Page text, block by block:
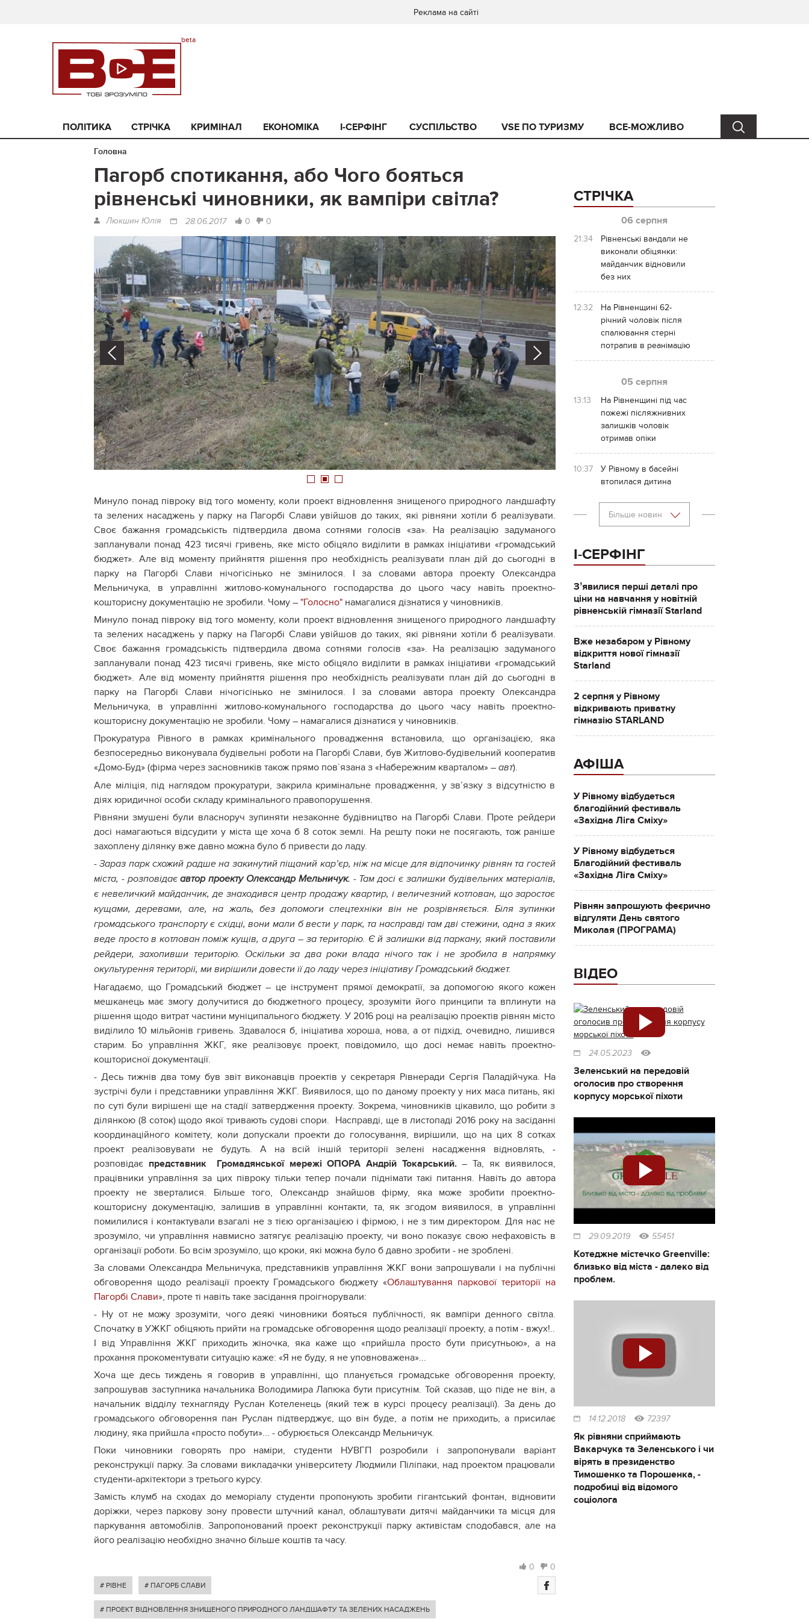
Реклама на сайті
ПОЛІТИКА СТРІЧКА КРИМІНАЛ ЕКОНОМІКА I-СЕРФІНГ СУСПІЛЬСТВО VSE ПО ТУРИЗМУ ВСЕ-МОЖЛИВО
Головна
Пагорб спотикання, або Чого бояться
рівненські чиновники, як вампіри світла?
Люкшин Юлія 28.06.2017 0 0
Prev Next
1 2 3
Минуло понад півроку від того моменту, коли проект відновлення знищеного природного ландшафту
та зелених насаджень у парку на Пагорбі Слави увійшов до таких, які рівняни хотіли б реалізувати.
Своє бажання громадськість підтвердила двома сотнями голосів «за». На реалізацію задуманого
запланували понад 423 тисячі гривень, яке місто обіцяло виділити в рамках ініціативи «громадський
бюджет». Але від моменту прийняття рішення про необхідність реалізувати план дій до сьогодні в
парку на Пагорбі Слави нічогісінько не змінилося. І за словами автора проекту Олександра
Мельничука, в управлінні житлово-комунального господарства до цього часу навіть проектно-
кошторисну документацію не зробили. Чому – "Голосно" намагалися дізнатися у чиновників.
Минуло понад півроку від того моменту, коли проект відновлення знищеного природного ландшафту
та зелених насаджень у парку на Пагорбі Слави увійшов до таких, які рівняни хотіли б реалізувати.
Своє бажання громадськість підтвердила двома сотнями голосів «за». На реалізацію задуманого
запланували понад 423 тисячі гривень, яке місто обіцяло виділити в рамках ініціативи «громадський
бюджет». Але від моменту прийняття рішення про необхідність реалізувати план дій до сьогодні в
парку на Пагорбі Слави нічогісінько не змінилося. І за словами автора проекту Олександра
Мельничука, в управлінні житлово-комунального господарства до цього часу навіть проектно-
кошторисну документацію не зробили. Чому – намагалися дізнатися у чиновників.
Прокуратура Рівного в рамках кримінального провадження встановила, що організацією, яка
безпосередньо виконувала будівельні роботи на Пагорбі Слави, був Житлово-будівельний кооператив
«Домо-Буд» (фірма через засновників також прямо пов`язана з «Набережним кварталом» – авт).
Але міліція, під наглядом прокуратури, закрила кримінальне провадження, у зв’язку з відсутністю в
діях юридичної особи складу кримінального правопорушення.
Рівняни змушені були власноруч зупиняти незаконне будівництво на Пагорбі Слави. Проте рейдери
досі намагаються відсудити у міста ще хоча б 8 соток землі. На решту поки не посягають, тож раніше
захоплену ділянку вже давно можна було б привести до ладу.
-Зараз парк схожий радше на закинутий піщаний кар’єр, ніж на місце для відпочинку рівнян та гостей
міста, - розповідаєавтор проекту Олександр Мельничук. - Там досі є залишки будівельних матеріалів,
є невеличкий майданчик, де знаходився центр продажу квартир, і величезний котлован, що заростає
кущами, деревами, але, на жаль, без допомоги спецтехніки він не розрівняється. Біля зупинки
громадського транспорту є східці, вони мали б вести у парк, та насправді там дві стежини, одна з яких
веде просто в котлован поміж кущів, а друга – за територію. Є й залишки від паркану, який поставили
рейдери, захопивши територію. Оскільки за два роки влада нічого так і не зробила в напрямку
окультурення території, ми вирішили довести її до ладу через ініціативу Громадський бюджет.
Нагадаємо, що Громадський бюджет – це інструмент прямої демократії, за допомогою якого кожен
мешканець має змогу долучитися до бюджетного процесу, зрозуміти його принципи та вплинути на
рішення щодо витрат частини муніципального бюджету. У 2016 році на реалізацію проектів рівнян місто
виділило 10 мільйонів гривень. Здавалося б, ініціатива хороша, нова, а от підхід, очевидно, лишився
старим. Бо управління ЖКГ, яке реалізовує проект, повідомило, що досі немає навіть проектно-
кошторисної документації.
- Десь тижнів два тому був звіт виконавців проектів у секретаря Рівнеради Сергія Паладійчука. На
зустрічі були і представники управління ЖКГ. Виявилося, що по даному проекту у них маса питань, які
по суті були вирішені ще на стадії затвердження проекту. Зокрема, чиновників цікавило, що робити з
ділянкою (8 соток) щодо якої тривають судові спори. Насправді, ще в листопаді 2016 року на засіданні
координаційного комітету, коли допускали проекти до голосування, вирішили, що на цих 8 сотках
проект реалізовувати не будуть. А на всій іншій території зелені насадження відновлять, -
розповідає представник Громадянської мережі ОПОРА Андрій Токарський.– Та, як виявилося,
працівники управління за цих півроку тільки тепер почали піднімати такі питання. Навіть до автора
проекту не зверталися. Більше того, Олександр знайшов фірму, яка може зробити проектно-
кошторисну документацію, залишив в управлінні контакти, та, як згодом виявилося, в управлінні
помилилися і контактували взагалі не з тією організацією і фірмою, і не з тим директором. Для нас не
зрозуміло, чи управління навмисно затягує реалізацію проекту, чи воно показує свою нефаховість в
організації роботи. Бо всім зрозуміло, що кроки, які можна було б давно зробити - не зроблені.
За словами Олександра Мельничука, представників управління ЖКГ вони запрошували і на публічні
обговорення щодо реалізації проекту Громадського бюджету «Облаштування паркової території на
Пагорбі Слави», проте ті навіть таке засідання проігнорували:
- Ну от не можу зрозуміти, чого деякі чиновники бояться публічності, як вампіри денного світла.
Спочатку в УЖКГ обіцяють прийти на громадське обговорення щодо реалізації проекту, а потім - вжух!..
І від Управління ЖКГ приходить жіночка, яка каже що «прийшла просто бути присутньою», а на
прохання прокоментувати ситуацію каже: «Я не буду, я не уповноважена»...
Хоча ще десь тиждень я говорив в управлінні, що планується громадське обговорення проекту,
запрошував заступника начальника Володимира Лапюка бути присутнім. Той сказав, що піде не він, а
начальник відділу технагляду Руслан Котеленець (який теж в курсі процесу реалізації). За день до
громадського обговорення пан Руслан підтверджує, що він буде, а потім не приходить, а присилає
людину, яка прийшла «просто побути»... - обурюється Олександр Мельничук.
Поки чиновники говорять про наміри, студенти НУВГП розробили і запропонували варіант
реконструкції парку. За словами викладачки університету Людмили Піліпаки, над проектом працювали
студенти-архітектори з третього курсу.
Замість клумб на сходах до меморіалу студенти пропонують зробити гігантський фонтан, відновити
доріжки, через паркову зону провести штучний канал, облаштувати дитячі майданчики та місця для
паркування автомобілів. Запропонований проект реконструкції парку активістам сподобався, але на
його реалізацію необхідно значно більше коштів та часу.
0 0
# РІВНЕ # ПАГОРБ СЛАВИ
# ПРОЕКТ ВІДНОВЛЕННЯ ЗНИЩЕНОГО ПРИРОДНОГО ЛАНДШАФТУ ТА ЗЕЛЕНИХ НАСАДЖЕНЬ
СТРІЧКА
06 серпня
21:34
Рівненські вандали не
виконали обіцянки:
майданчик відновили
без них
12:32
На Рівненщині 62-
річний чоловік після
спалювання стерні
потрапив в реанімацію
05 серпня
13:13
На Рівненщині під час
пожежі післяжнивних
залишків чоловік
отримав опіки
10:37
У Рівному в басейні
втопилася дитина
Більше новин
І-СЕРФІНГ
Зʼявилися перші деталі про
ціни на навчання у новітній
рівненській гімназії Starland
Вже незабаром у Рівному
відкриття нової гімназії
Starland
2 серпня у Рівному
відкривають приватну
гімназію STARLAND
АФІША
У Рівному відбудеться
благодійний фестиваль
«Західна Ліга Сміху»
У Рівному відбудеться
Благодійний фестиваль
«Західна Ліга Сміху»
Рівнян запрошують феєрично
відгуляти День святого
Миколая (ПРОГРАМА)
ВІДЕО
24.05.2023
Зеленський на передовій
оголосив про створення
корпусу морської піхоти
29.09.2019 55451
Котеджне містечко Greenville:
близько від міста - далеко від
проблем.
14.12.2018 72397
Як рівняни сприймають
Вакарчука та Зеленського і чи
вірять в президенство
Тимошенко та Порошенка, -
подробиці від відомого
соціолога